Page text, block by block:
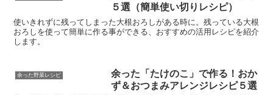
５選（簡単使い切りレシピ）
使いきれずに残ってしまった大根おろしがある時に。残っている大根
おろしを使って簡単に作る事ができる、おすすめの活用レシピを紹介
します。
余った野菜レシピ
余った「たけのこ」で作る！おか
ず＆おつまみアレンジレシピ５選